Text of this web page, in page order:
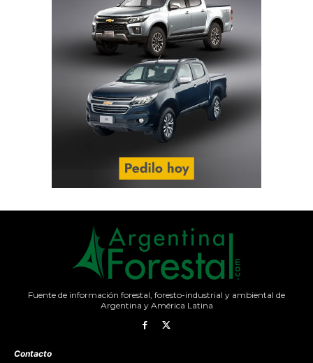
Fuente de información forestal, foresto-industrial y ambiental de
Argentina y América Latina
Contacto